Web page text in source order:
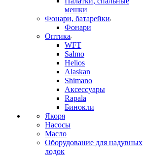
мешки
Фонари, батарейки
Фонари
Оптика
WFT
Salmo
Helios
Alaskan
Shimano
Аксессуары
Rapala
Бинокли
Якоря
Насосы
Масло
Оборудование для надувных
лодок